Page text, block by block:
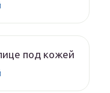
под кожей